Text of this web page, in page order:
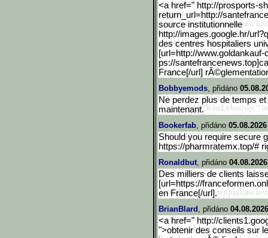
<a href=" http://prosports-
return_url=http://
source institutionnelle
http://images.google.hr/u
des centres hospitaliers
[url=http://www.goldankauf-
ps://
France[/url]
Bobbyemods, přidáno
Ne perdez plus de temps
maintenant.
Bookerfab, přidáno
Should you require secure
https://pharmratemx.top/#
Ronaldbut, přidáno
Des milliers de clients
[url=https://
en France[/url].
BrianBlard , přidáno
<a href=" http://
">obtenir des conseils sur